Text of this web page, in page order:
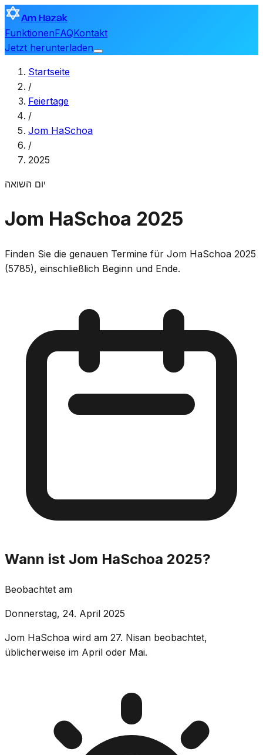
Am Hazak
FunktionenFAQKontakt
Jetzt herunterladen
Startseite
/
Feiertage
/
Jom HaSchoa
/
2025
יום השואה
Jom HaSchoa 2025
Finden Sie die genauen Termine für Jom HaSchoa 2025
(5785), einschließlich Beginn und Ende.
Wann ist Jom HaSchoa 2025?
Beobachtet am
Donnerstag, 24. April 2025
Jom HaSchoa wird am 27. Nisan beobachtet,
üblicherweise im April oder Mai.